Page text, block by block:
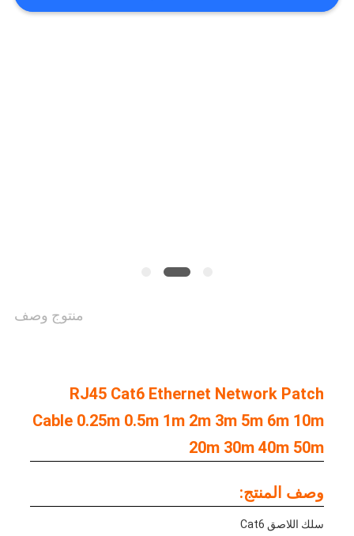
منتوج وصف
RJ45 Cat6 Ethernet Network Patch
Cable 0.25m 0.5m 1m 2m 3m 5m 6m 10m
20m 30m 40m 50m
وصف المنتج:
سلك اللاصق Cat6